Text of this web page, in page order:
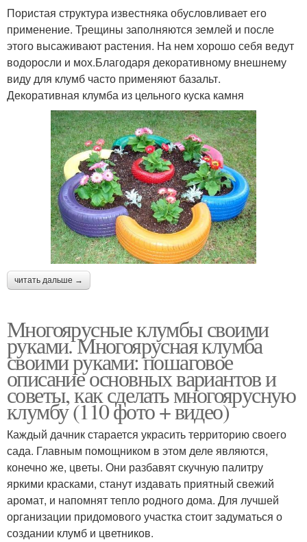
Пористая структура известняка обусловливает его
применение. Трещины заполняются землей и после
этого высаживают растения. На нем хорошо себя ведут
водоросли и мох.Благодаря декоративному внешнему
виду для клумб часто применяют базальт.
Декоративная клумба из цельного куска камня
читать дальше →
Многоярусные клумбы своими
руками. Многоярусная клумба
своими руками: пошаговое
описание основных вариантов и
советы, как сделать многоярусную
клумбу (110 фото + видео)
Каждый дачник старается украсить территорию своего
сада. Главным помощником в этом деле являются,
конечно же, цветы. Они разбавят скучную палитру
яркими красками, станут издавать приятный свежий
аромат, и напомнят тепло родного дома. Для лучшей
организации придомового участка стоит задуматься о
создании клумб и цветников.